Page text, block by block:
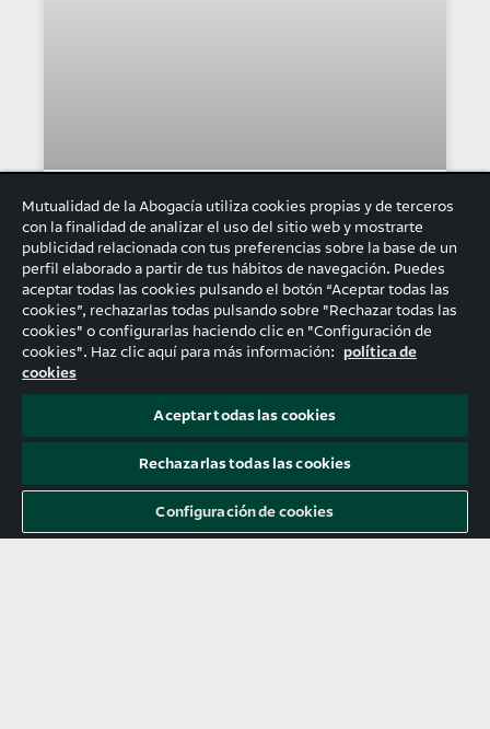
Europa debe dar un paso
al frente
De manera recurrente, desde el comienzo
oficial de la pandemia, hemos comentado a
en la gestión económica con las que ha sido
tratada la presente emergencia frente a la
anterior gran crisis, la crisis de Lehman
Brothers.
LEER MÁS >>
Mutualidad de la Abogacía utiliza cookies propias y de terceros
con la finalidad de analizar el uso del sitio web y mostrarte
publicidad relacionada con tus preferencias sobre la base de un
perfil elaborado a partir de tus hábitos de navegación. Puedes
aceptar todas las cookies pulsando el botón “Aceptar todas las
cookies”, rechazarlas todas pulsando sobre "Rechazar todas las
cookies" o configurarlas haciendo clic en "Configuración de
cookies". Haz clic aquí para más información: política de
cookies
Aceptar todas las cookies
Rechazarlas todas las cookies
Configuración de cookies